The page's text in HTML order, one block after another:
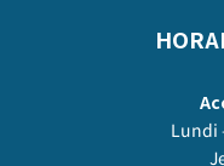
Lundi